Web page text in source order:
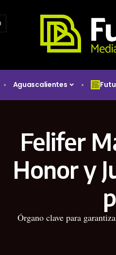
Aguascalientes
Felifer
Honor y
Órgano clave para